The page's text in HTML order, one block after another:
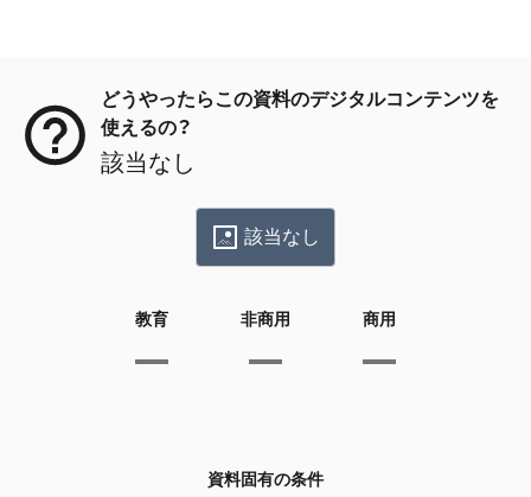
どうやったらこの資料のデジタルコンテンツを
使えるの？
該当なし
該当なし
教育 非商用 商用
資料固有の条件